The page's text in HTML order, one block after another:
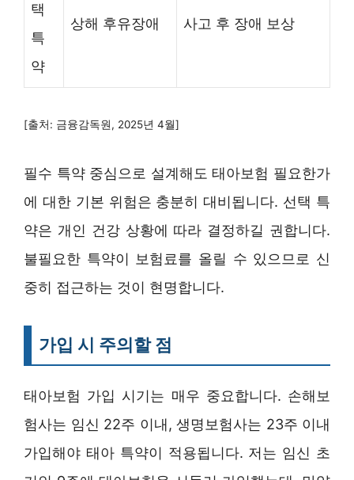
택
특
약
상해 후유장애 사고 후 장애 보상
[출처: 금융감독원, 2025년 4월]
필수 특약 중심으로 설계해도 태아보험 필요한가
에 대한 기본 위험은 충분히 대비됩니다. 선택 특
약은 개인 건강 상황에 따라 결정하길 권합니다.
불필요한 특약이 보험료를 올릴 수 있으므로 신
중히 접근하는 것이 현명합니다.
가입 시 주의할 점
태아보험 가입 시기는 매우 중요합니다. 손해보
험사는 임신 22주 이내, 생명보험사는 23주 이내
가입해야 태아 특약이 적용됩니다. 저는 임신 초